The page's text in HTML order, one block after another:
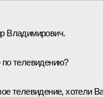
Владимирович.
телевидению?
телевидение, хотели